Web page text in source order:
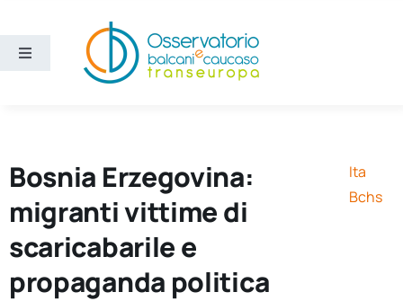
contenuto
Toggle
Ricerca e divulgazione
Sezioni
Bosnia Erzegovina:
migranti vittime di
scaricabarile e
propaganda politica
Ita
Bchs